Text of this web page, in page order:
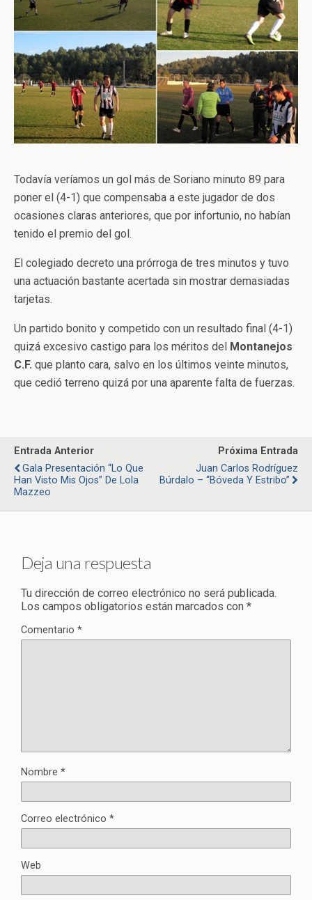
Todavía veríamos un gol más de Soriano minuto 89 para
poner el (4-1) que compensaba a este jugador de dos
ocasiones claras anteriores, que por infortunio, no habían
tenido el premio del gol.
El colegiado decreto una prórroga de tres minutos y tuvo
una actuación bastante acertada sin mostrar demasiadas
tarjetas.
Un partido bonito y competido con un resultado final (4-1)
quizá excesivo castigo para los méritos del Montanejos
C.F. que planto cara, salvo en los últimos veinte minutos,
que cedió terreno quizá por una aparente falta de fuerzas.
Entrada Anterior
Gala Presentación “Lo Que
Han Visto Mis Ojos” De Lola
Mazzeo
Próxima Entrada
Juan Carlos Rodríguez
Búrdalo – “Bóveda Y Estribo”
Deja una respuesta
Tu dirección de correo electrónico no será publicada.
Los campos obligatorios están marcados con *
Comentario *
Nombre *
Correo electrónico *
Web